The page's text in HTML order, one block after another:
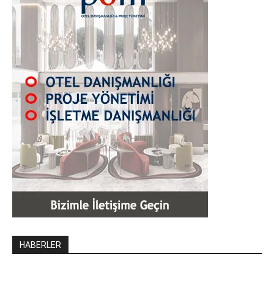
HABERLER